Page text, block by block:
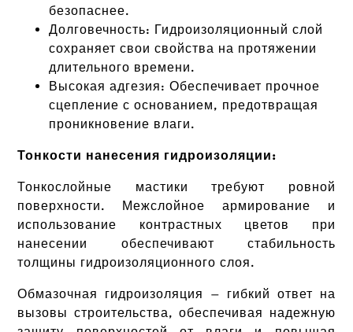
безопаснее.
Долговечность: Гидроизоляционный слой
сохраняет свои свойства на протяжении
длительного времени.
Высокая адгезия: Обеспечивает прочное
сцепление с основанием, предотвращая
проникновение влаги.
Тонкости нанесения гидроизоляции:
Тонкослойные мастики требуют ровной
поверхности. Межслойное армирование и
использование контрастных цветов при
нанесении обеспечивают стабильность
толщины гидроизоляционного слоя.
Обмазочная гидроизоляция — гибкий ответ на
вызовы строительства, обеспечивая надежную